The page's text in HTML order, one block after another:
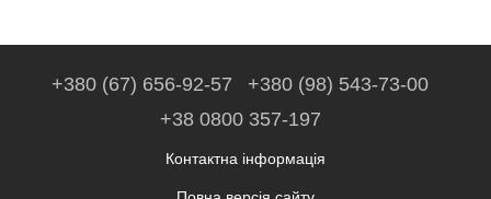
+380 (67) 656-92-57
+380 (98) 543-73-00
+38 0800 357-197
Контактна інформація